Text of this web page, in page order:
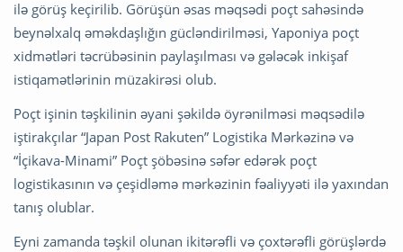
ilə görüş keçirilib. Görüşün əsas məqsədi poçt sahəsində
beynəlxalq əməkdaşlığın gücləndirilməsi, Yaponiya poçt
xidmətləri təcrübəsinin paylaşılması və gələcək inkişaf
istiqamətlərinin müzakirəsi olub.
Poçt işinin təşkilinin əyani şəkildə öyrənilməsi məqsədilə
iştirakçılar “Japan Post Rakuten” Logistika Mərkəzinə və
“İçikava-Minami” Poçt şöbəsinə səfər edərək poçt
logistikasının və çeşidləmə mərkəzinin fəaliyyəti ilə yaxından
tanış olublar.
Eyni zamanda təşkil olunan ikitərəfli və çoxtərəfli görüşlərdə